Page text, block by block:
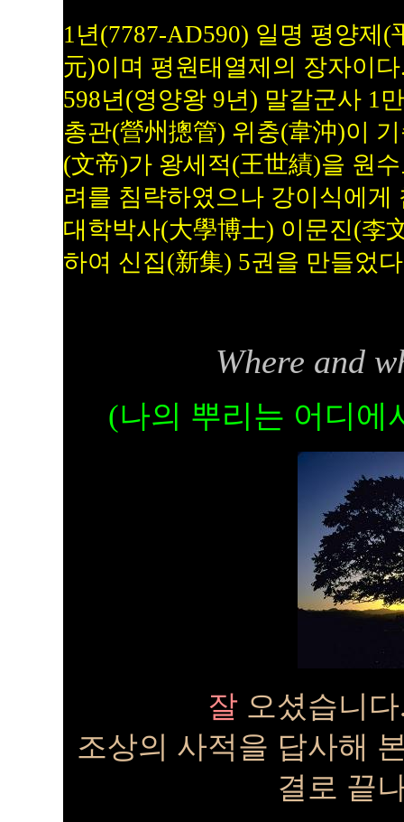
1년(7787-AD590) 일명 평양제
元)이며 평원태열제의 장자이
598년(영양왕 9년) 말갈군사 1
총관(營州摠管) 위충(韋沖)이
(文帝)가 왕세적(王世績)을 원
려를 침략하였으나 강이식에게
대학박사(大學博士) 이문진(李
하여 신집(新集) 5권을 만들었
Where and
(나의 뿌리는 어디에
잘오셨습니다
조상의 사적을 답사해
결로 끝